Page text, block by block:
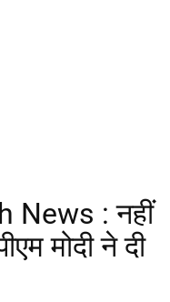
News : नहीं
मोदी ने दी